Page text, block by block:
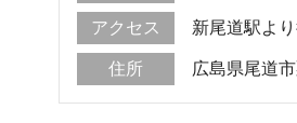
アクセス 新尾道駅よ
住所 広島県尾道